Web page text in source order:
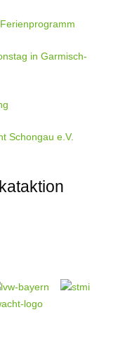
in Garmisch-
Schongau e.V.